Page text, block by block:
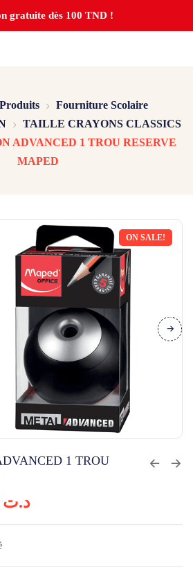
gratuite dès 100 TND !
Fourniture Scolaire
TAILLE CRAYONS CLASSICS
ADVANCED 1 TROU RESERVE
MAPED
ON SALE!
1 TROU
د.ت 15,202.
د.ت
د.ت 9,121.